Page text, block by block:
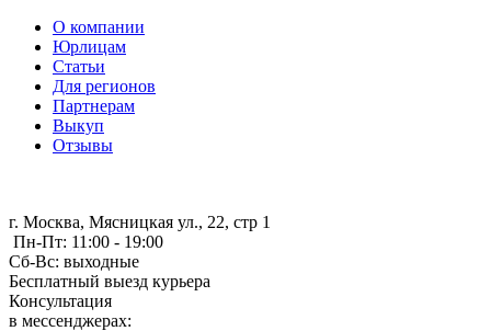
О компании
Юрлицам
Статьи
Для регионов
Партнерам
Выкуп
Отзывы
г. Москва, Мясницкая ул., 22, стр 1
Пн-Пт: 11:00 - 19:00
Сб-Вс: выходные
Бесплатный выезд курьера
Консультация
в мессенджерах: